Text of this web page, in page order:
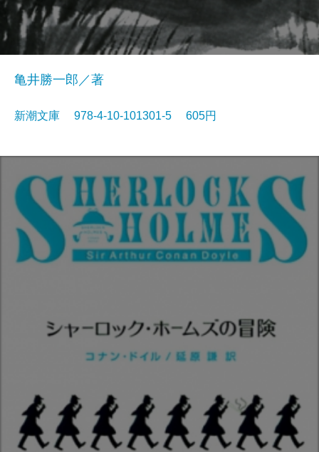
亀井勝一郎／著
新潮文庫 978-4-10-101301-5 605円